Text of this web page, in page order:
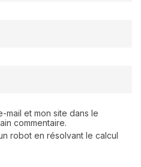
mail et mon site dans le
commentaire.
robot en résolvant le calcul